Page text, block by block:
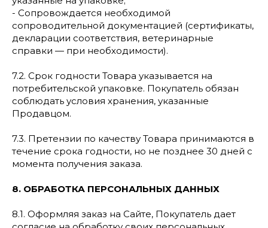
- Сопровождается необходимой
сопроводительной документацией (сертификаты,
декларации соответствия, ветеринарные
справки — при необходимости).
7.2. Срок годности Товара указывается на
потребительской упаковке. Покупатель обязан
соблюдать условия хранения, указанные
Продавцом.
7.3. Претензии по качеству Товара принимаются в
течение срока годности, но не позднее 30 дней с
момента получения заказа.
8. ОБРАБОТКА ПЕРСОНАЛЬНЫХ ДАННЫХ
8.1. Оформляя заказ на Сайте, Покупатель дает